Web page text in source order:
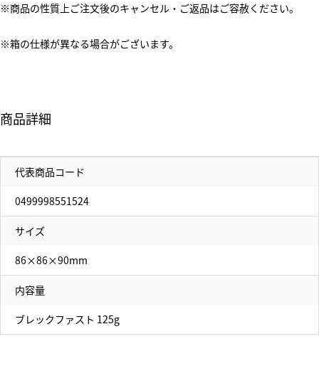
※商品の性質上ご注文後のキャンセル・ご返品はご容赦ください。
※箱の仕様が異なる場合がございます。
商品詳細
代表商品コード
0499998551524
サイズ
86×86×90mm
内容量
ブレックファスト 125g